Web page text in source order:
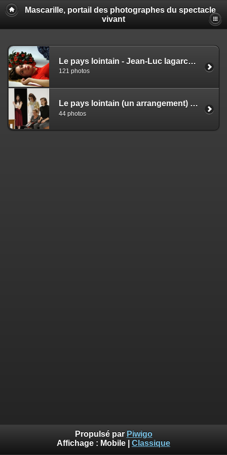
Mascarille, portail des photographes du spectacle
vivant
Le pays lointain - Jean-Luc lagarce - Cristophe Rauck (EZ)
121 photos
Le pays lointain (un arrangement) - Jean-Luc Lagarce - Christophe Rauck (NS)
44 photos
Propulsé par Piwigo
Affichage : Mobile Classique